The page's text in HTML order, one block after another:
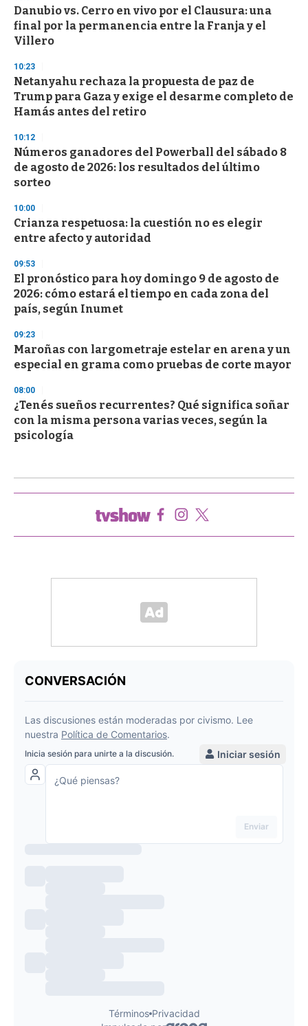
e
c
o
n
Danubio vs. Cerro en vivo por el Clausura: una
final por la permanencia entre la Franja y el
Villero
10:23
Netanyahu rechaza la propuesta de paz de
Trump para Gaza y exige el desarme completo de
Hamás antes del retiro
10:12
Números ganadores del Powerball del sábado 8
de agosto de 2026: los resultados del último
sorteo
10:00
Crianza respetuosa: la cuestión no es elegir
entre afecto y autoridad
09:53
El pronóstico para hoy domingo 9 de agosto de
2026: cómo estará el tiempo en cada zona del
país, según Inumet
09:23
Maroñas con largometraje estelar en arena y un
especial en grama como pruebas de corte mayor
08:00
¿Tenés sueños recurrentes? Qué significa soñar
con la misma persona varias veces, según la
psicología